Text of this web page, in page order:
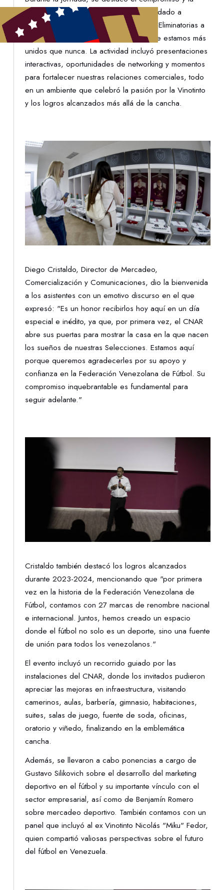
atención personalizada que hemos brindado a
nuestros aliados en la recta final de las Eliminatorias a
la Copa Mundial 2026, reafirmando que estamos más
unidos que nunca. La actividad incluyó presentaciones
interactivas, oportunidades de networking y momentos
para fortalecer nuestras relaciones comerciales, todo
en un ambiente que celebró la pasión por la Vinotinto
y los logros alcanzados más allá de la cancha.
Diego Cristaldo, Director de Mercadeo,
Comercialización y Comunicaciones, dio la bienvenida
a los asistentes con un emotivo discurso en el que
expresó: "Es un honor recibirlos hoy aquí en un día
especial e inédito, ya que, por primera vez, el CNAR
abre sus puertas para mostrar la casa en la que nacen
los sueños de nuestras Selecciones. Estamos aquí
porque queremos agradecerles por su apoyo y
confianza en la Federación Venezolana de Fútbol. Su
compromiso inquebrantable es fundamental para
seguir adelante."
Cristaldo también destacó los logros alcanzados
durante 2023-2024, mencionando que "por primera
vez en la historia de la Federación Venezolana de
Fútbol, contamos con 27 marcas de renombre nacional
e internacional. Juntos, hemos creado un espacio
donde el fútbol no solo es un deporte, sino una fuente
de unión para todos los venezolanos."
El evento incluyó un recorrido guiado por las
instalaciones del CNAR, donde los invitados pudieron
apreciar las mejoras en infraestructura, visitando
camerinos, aulas, barbería, gimnasio, habitaciones,
suites, salas de juego, fuente de soda, oficinas,
oratorio y viñedo, finalizando en la emblemática
cancha.
Además, se llevaron a cabo ponencias a cargo de
Gustavo Silikovich sobre el desarrollo del marketing
deportivo en el fútbol y su importante vínculo con el
sector empresarial, así como de Benjamín Romero
sobre mercadeo deportivo. También contamos con un
panel que incluyó al ex Vinotinto Nicolás "Miku" Fedor,
quien compartió valiosas perspectivas sobre el futuro
del fútbol en Venezuela.